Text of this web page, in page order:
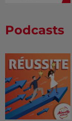
Podcasts